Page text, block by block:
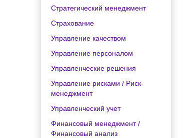
Стратегический менеджмент
Страхование
Управление качеством
Управление персоналом
Управленческие решения
Управление рисками / Риск-
менеджмент
Управленческий учет
Финансовый менеджмент /
Финансовый анализ